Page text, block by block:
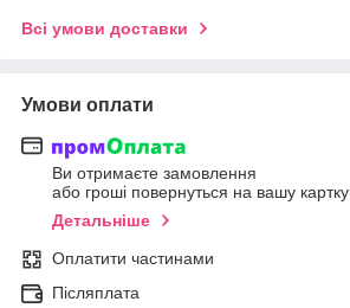
Всі умови доставки
Умови оплати
Ви отримаєте замовлення
або гроші повернуться на вашу картку
Детальніше
Оплатити частинами
Післяплата